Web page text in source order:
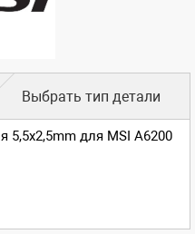
Выбрать тип детали
5,5x2,5mm для MSI A6200